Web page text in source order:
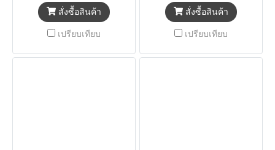
สั่งซื้อสินค้า
เปรียบเทียบ
สั่งซื้อสินค้า
เปรียบเทียบ